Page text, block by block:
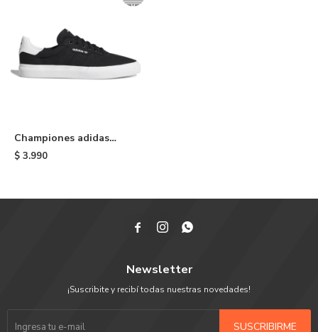
Championes adidas
Masculino 3MC - Black &
$ 3.990
  
Newsletter
¡Suscribite y recibí todas nuestras novedades!
SUSCRIBIRME